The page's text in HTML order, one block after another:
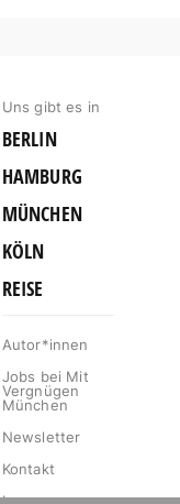
Uns gibt es in
BERLIN
HAMBURG
MÜNCHEN
KÖLN
REISE
Autor*innen
Jobs bei Mit
Vergnügen
München
Newsletter
Kontakt
Impressum